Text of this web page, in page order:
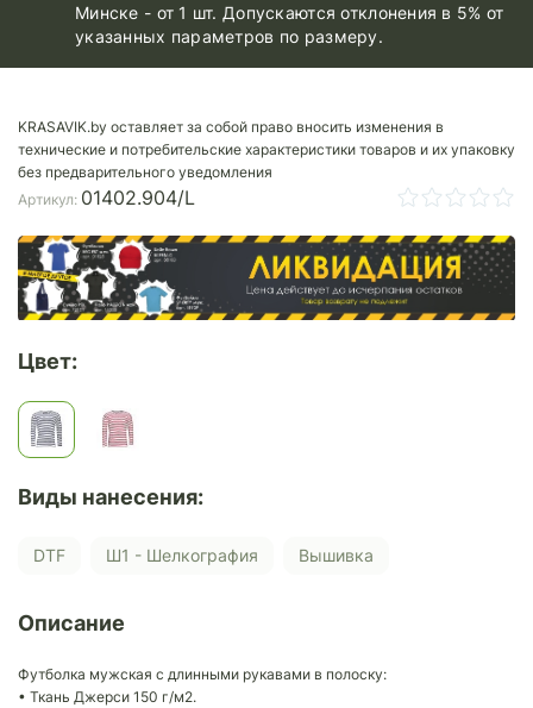
Минске - от 1 шт. Допускаются отклонения в 5% от
указанных параметров по размеру.
KRASAVIK.by оставляет за собой право вносить изменения в
технические и потребительские характеристики товаров и их упаковку
без предварительного уведомления
Артикул: 01402.904/L
Цвет:
Виды нанесения:
DTF Ш1 - Шелкография Вышивка
Описание
Футболка мужская с длинными рукавами в полоску:
• Ткань Джерси 150 г/м2.